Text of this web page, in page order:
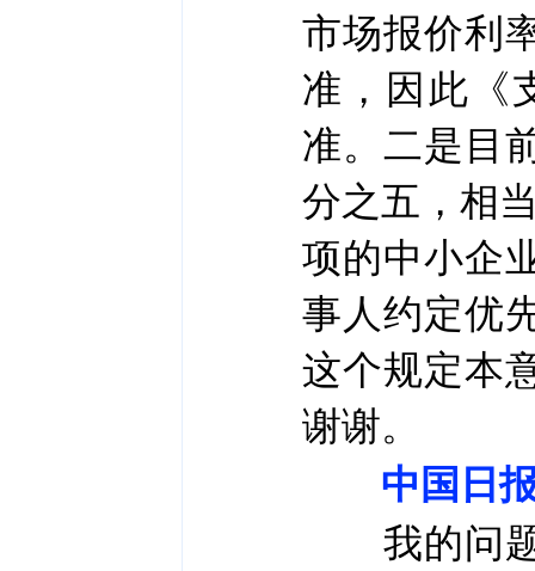
市场报价利
准，因此《
准。二是目
分之五，相
项的中小企
事人约定优
这个规定本
谢谢。
中国日
我的问题